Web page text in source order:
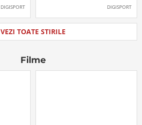
DIGISPORT DIGISPORT
VEZI TOATE STIRILE
Filme